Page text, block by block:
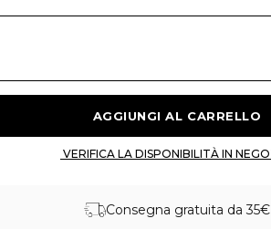
Consegna gratuita da 35€